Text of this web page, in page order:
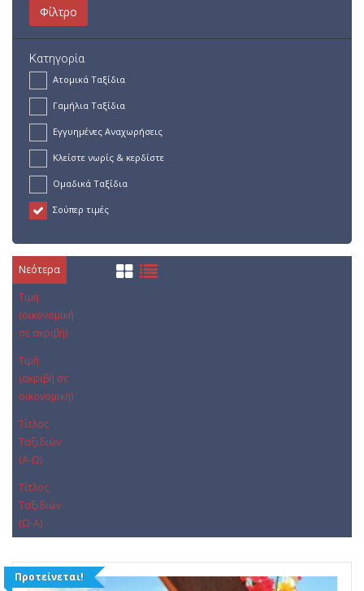
Φίλτρο
Κατηγορία
Ατομικά Ταξίδια
Γαμήλια Ταξίδια
Εγγυημένες Αναχωρήσεις
Κλείστε νωρίς & κερδίστε
Ομαδικά Ταξίδια
Σούπερ τιμές
Νεότερα
Τιμή
(οικονομική
σε ακριβή)
Τιμή
(ακριβή σε
οικονομική)
Τίτλος
Ταξιδιών
(Α-Ω)
Τίτλος
Ταξιδιών
(Ω-Α)
Προτείνεται!